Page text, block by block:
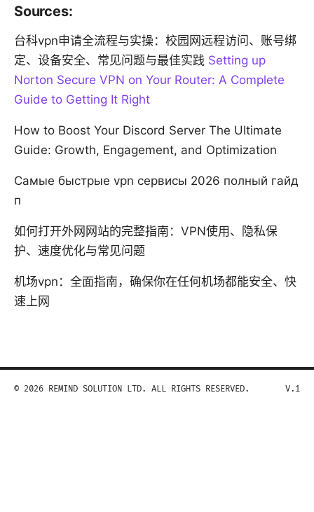
Sources:
台科vpn申请全流程与实操：校园网远程访问、账号绑
定、设备安全、常见问题与最佳实践 Setting up
Norton Secure VPN on Your Router: A Complete
Guide to Getting It Right
How to Boost Your Discord Server The Ultimate
Guide: Growth, Engagement, and Optimization
Самые быстрые vpn сервисы 2026 полный гайд
п
如何打开外网网站的完整指南：VPN使用、隐私保
护、速度优化与常见问题
机场vpn：全面指南，确保你在任何机场都能安全、快
速上网
© 2026 REMIND SOLUTION LTD. ALL RIGHTS RESERVED. V.1